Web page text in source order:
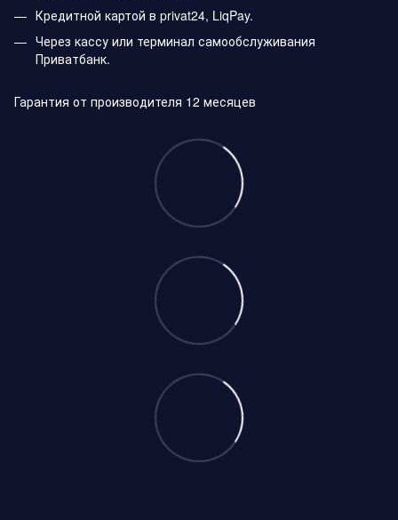
Кредитной картой в privat24, LiqPay.
Через кассу или терминал самообслуживания
Приватбанк.
Гарантия от производителя 12 месяцев